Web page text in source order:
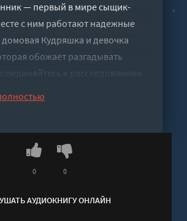
— первый в мире сыщик-
с ним работают надежные
Кудряшка и девочка
обожает разгадывать
к расследованиям
АУДИОКНИГУ ОНЛАЙН
0 0